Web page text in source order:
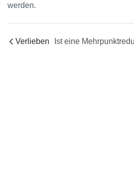
werden.
Verlieben